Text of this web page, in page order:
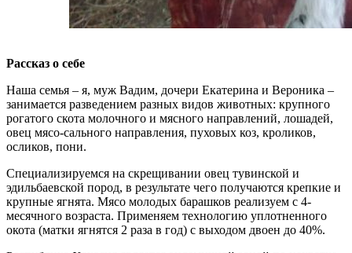
Рассказ о себе
Наша семья – я, муж Вадим, дочери Екатерина и Вероника –
занимается разведением разных видов животных: крупного
рогатого скота молочного и мясного направлений, лошадей,
овец мясо-сального направления, пуховых коз, кроликов,
осликов, пони.
Специализируемся на скрещивании овец тувинской и
эдильбаевской пород, в результате чего получаются крепкие и
крупные ягнята. Мясо молодых барашков реализуем с 4-
месячного возраста. Применяем технологию уплотненного
окота (матки ягнятся 2 раза в год) с выходом двоен до 40%.